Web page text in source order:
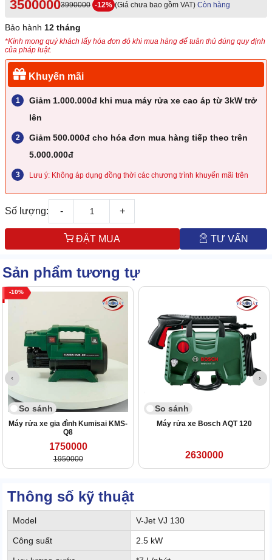
35000003990000 -12% (Giá chưa bao gồm VAT) Còn hàng
Bảo hành 12 tháng
*Kính mong quý khách lấy hóa đơn đỏ khi mua hàng để tuân thủ đúng quy định
của pháp luật.
Khuyến mãi
Giảm 1.000.000đ khi mua máy rửa xe cao áp từ 3kW trở
lên
Giảm 500.000đ cho hóa đơn mua hàng tiếp theo trên
5.000.000đ
Lưu ý: Không áp dụng đồng thời các chương trình khuyến mãi trên
Số lượng: - +
ĐẶT MUA TƯ VẤN
Sản phẩm tương tự
10
So sánh
Máy rửa xe gia đình Kumisai KMS-
Q8
1750000
1950000
So sánh
Máy rửa xe Bosch AQT 120
2630000
Thông số kỹ thuật
Model V-Jet VJ 130
Công suất 2.5 kW